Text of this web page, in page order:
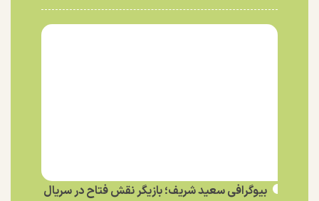
بیوگرافی سعید شریف؛ بازیگر نقش فتاح در سریال